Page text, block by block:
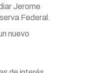
Jerome
Federal.
nuevo